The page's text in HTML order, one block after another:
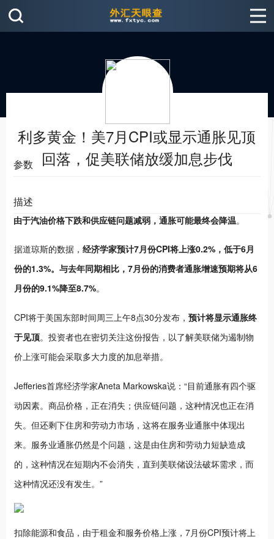
利多黄金！美7月CPI或显示通胀见顶
回落，促美联储放缓加息步伐
参数
描述
由于汽油价格下跌和供应链问题减弱，通胀可能最终会降温。
据道琼斯的数据， 经济学家预计7月份CPI将上涨0.2%，低于6月
份的1.3%。与去年同期相比，7月份的消费者通胀增速预期将从6
月份的9.1%降至8.7%。
CPI将于美国东部时间周三上午8点30分发布， 预计将显示通胀终
于见顶。投资者也在密切关注这份报告，以了解美联储为遏制物
价上涨可能会采取多大力度的加息举措。
Jefferies首席经济学家Aneta Markowska说：“目前通胀有四个驱
动因素。商品价格，正在消失；供应链问题，这种情况也正在消
失。但还剩下住房和劳动力市场，这将在服务业通胀中体现出
来。服务业通胀仍然是个问题，这是由住房和劳动力短缺造成
的，这种情况在短期内不会消失，直到美联储设法破坏需求，而
这种情况还没有发生。”
扣除能源和食品，由于租金和服务价格上涨，7月份CPI预计将上